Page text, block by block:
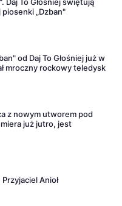
„Dzban"
od Daj To Głośniej już w
mroczny rockowy teledysk
z nowym utworem pod
już jutro, jest
Anioł